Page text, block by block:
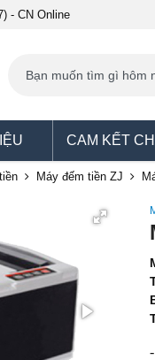
- CN Online
CAM KẾT
Máy đếm tiền ZJ